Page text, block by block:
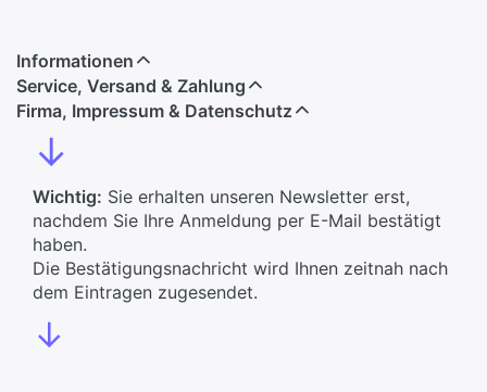
Informationen
Service, Versand & Zahlung
Firma, Impressum & Datenschutz
↓
Wichtig: Sie erhalten unseren Newsletter erst,
nachdem Sie Ihre Anmeldung per E-Mail bestätigt
haben.
Die Bestätigungsnachricht wird Ihnen zeitnah nach
dem Eintragen zugesendet.
↓